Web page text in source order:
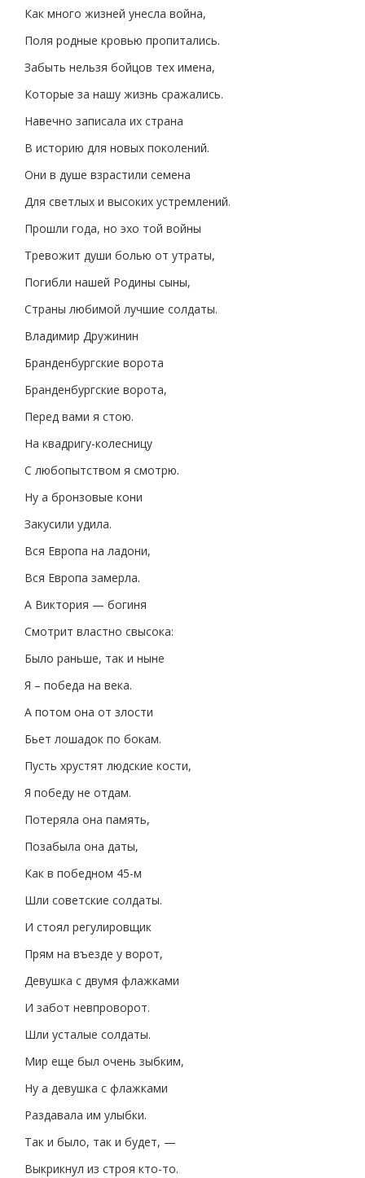
Как много жизней унесла война,
Поля родные кровью пропитались.
Забыть нельзя бойцов тех имена,
Которые за нашу жизнь сражались.
Навечно записала их страна
В историю для новых поколений.
Они в душе взрастили семена
Для светлых и высоких устремлений.
Прошли года, но эхо той войны
Тревожит души болью от утраты,
Погибли нашей Родины сыны,
Страны любимой лучшие солдаты.
Владимир Дружинин
Бранденбургские ворота
Бранденбургские ворота,
Перед вами я стою.
На квадригу-колесницу
С любопытством я смотрю.
Ну а бронзовые кони
Закусили удила.
Вся Европа на ладони,
Вся Европа замерла.
А Виктория — богиня
Смотрит властно свысока:
Было раньше, так и ныне
Я – победа на века.
А потом она от злости
Бьет лошадок по бокам.
Пусть хрустят людские кости,
Я победу не отдам.
Потеряла она память,
Позабыла она даты,
Как в победном 45-м
Шли советские солдаты.
И стоял регулировщик
Прям на въезде у ворот,
Девушка с двумя флажками
И забот невпроворот.
Шли усталые солдаты.
Мир еще был очень зыбким,
Ну а девушка с флажками
Раздавала им улыбки.
Так и было, так и будет, —
Выкрикнул из строя кто-то.